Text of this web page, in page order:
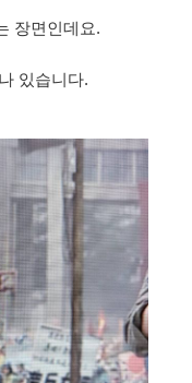
장면인데요.
있습니다.